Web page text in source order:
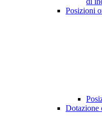
Posizioni
Dotazione